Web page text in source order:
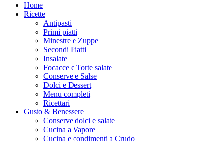
Home
Ricette
Antipasti
Primi piatti
Minestre e Zuppe
Secondi Piatti
Insalate
Focacce e Torte salate
Conserve e Salse
Dolci e Dessert
Menu completi
Ricettari
Gusto & Benessere
Conserve dolci e salate
Cucina a Vapore
Cucina e condimenti a Crudo